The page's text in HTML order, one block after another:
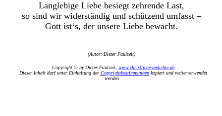
Langlebige Liebe besiegt zehrende Last,
so sind wir widerständig und schützend umfasst ‒
Gott ist‘s, der unsere Liebe bewacht.
(Autor: Dieter Faulseit)
Copyright © by Dieter Faulseit, www.christliche-gedichte.de
Dieser Inhalt darf unter Einhaltung der Copyrightbestimmungenkopiert und weiterverwendet
werden